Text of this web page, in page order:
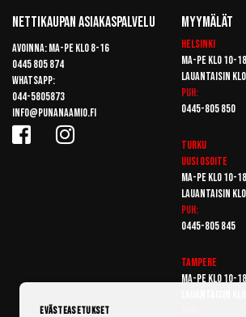
Nettikaupan Asiakaspalvelu
Avoinna: Ma-pe klo 8-16
0445 805 874
Whatsapp:
044-5805873
info@punanaamio.fi
Myymälät
Helsinki
Ma-pe klo 10-18
Lauantaisin
Puh:
0445-805 850
Turku
Uusi osoite
Ma-pe klo 10-18
Lauantaisin
Puh:
0445-805 845
Tampere
Ma-pe klo 10-18
Evästeasetukset